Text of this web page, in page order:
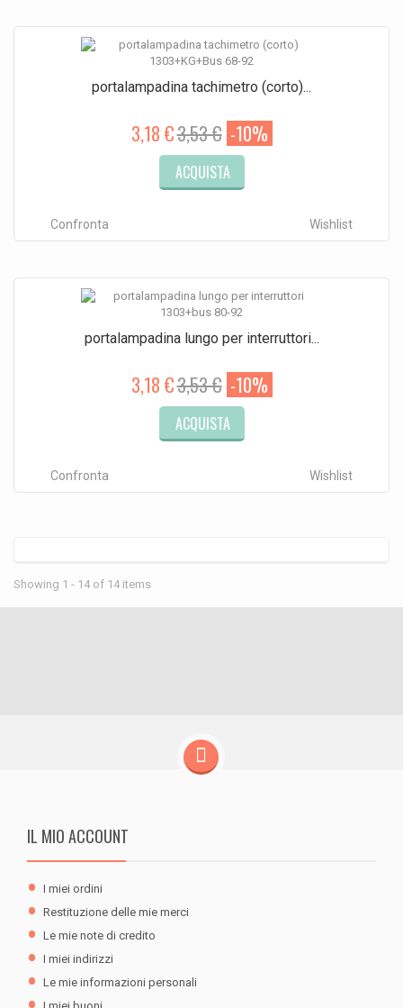
portalampadina tachimetro (corto)...
3,18 €3,53 € -10%
ACQUISTA
Wishlist
Confronta
portalampadina lungo per interruttori...
3,18 €3,53 € -10%
ACQUISTA
Wishlist
Confronta
Showing 1 - 14 of 14 items
IL MIO ACCOUNT
I miei ordini
Restituzione delle mie merci
Le mie note di credito
I miei indirizzi
Le mie informazioni personali